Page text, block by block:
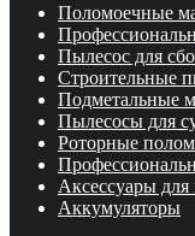
Поломоечные
Пылесос для
Строительные
Подметальные
Пылесосы для
Роторные
Аксессуары
Аккумуляторы